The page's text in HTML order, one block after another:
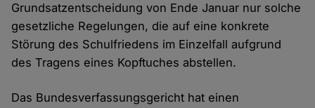
Grundsatzentscheidung von Ende Januar nur solche
gesetzliche Regelungen, die auf eine konkrete
Störung des Schulfriedens im Einzelfall aufgrund
des Tragens eines Kopftuches abstellen.
Das Bundesverfassungsgericht hat einen